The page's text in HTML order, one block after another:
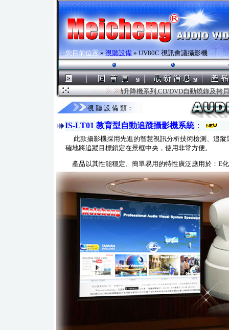
．您目前位置»視聽設備» UV80C 視訊會議攝影機
．．．鎂成電腦液晶螢幕電動升降機系列,CD/DVD自動燒錄及拷貝機,
視 聽 設 備 類：
IS-LT01 教育型自動追蹤攝影機系統：
此款攝影機採用先進的智慧視訊分析技術檢測、追蹤
確地將追蹤目標鎖定在景框中央，使用非常方便。
產品以其性能穩定、簡單易用的特性廣泛應用於：E